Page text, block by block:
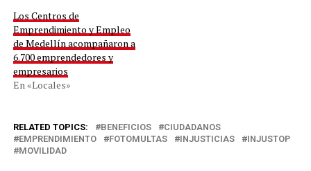
Los Centros de
Emprendimiento y Empleo
de Medellín acompañaron a
6.700 emprendedores y
empresarios
En «Locales»
RELATED TOPICS: BENEFICIOS
CIUDADANOS
EMPRENDIMIENTO
FOTOMULTAS INJUSTICIAS
INJUSTOP
MOVILIDAD